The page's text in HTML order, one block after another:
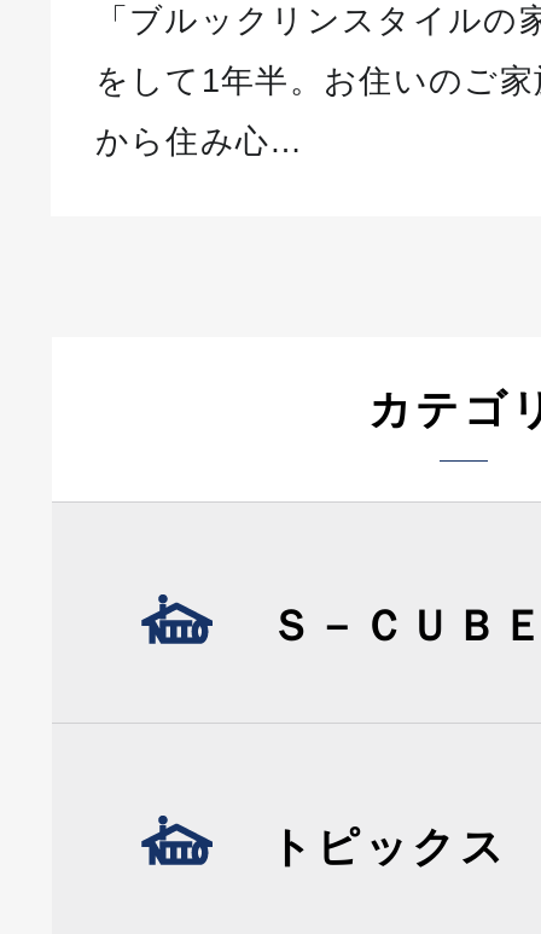
「ブルックリンスタイルの
をして1年半。お住いのご
から住み心…
カテゴ
Ｓ－ＣＵＢ
トピックス